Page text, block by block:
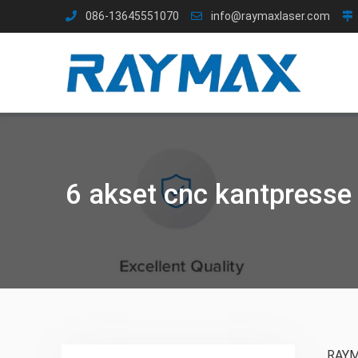
til
086-13645551070 info@raymaxlaser.com
6 akset cnc kantpresse